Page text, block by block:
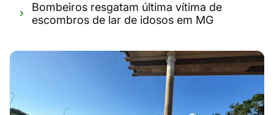
Bombeiros resgatam última vítima de
escombros de lar de idosos em MG